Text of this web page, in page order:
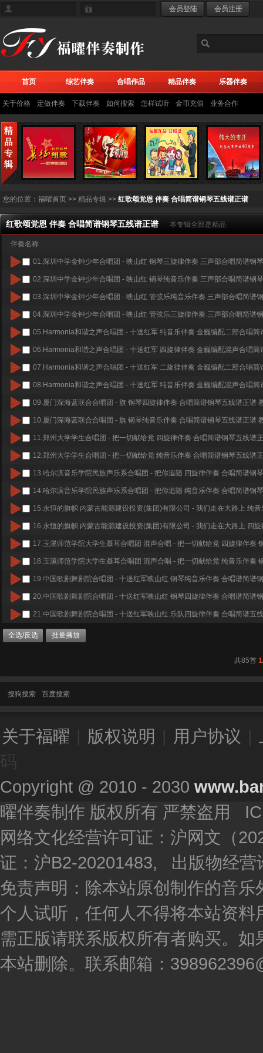
首页 综艺伴奏 合唱作品 精品伴奏 乐器伴奏
关于价格 定做伴奏 下载伴奏 如何搜索 怎样试听 金币充值 业务合作
您的位置： 福曜首页 >> 精品专辑 >> 红歌颂党恩 伴奏 合唱简谱钢琴五线谱正谱
红歌颂党恩 伴奏 合唱简谱钢琴五线谱正谱 本专辑全部是精品
伴奏名称
01.深圳中学金钟少年合唱团 - 映山红 钢琴三旋律伴奏 三声部合唱简谱钢
02.深圳中学金钟少年合唱团 - 映山红 钢琴纯音乐伴奏 三声部合唱简谱钢
03.深圳中学金钟少年合唱团 - 映山红 管弦乐纯音乐伴奏 三声部合唱简谱
04.深圳中学金钟少年合唱团 - 映山红 管弦乐三旋律伴奏 三声部合唱简谱
05.Harmonia和谐之声合唱团 - 十送红军 纯音乐伴奏 金巍编配二部合唱简
06.Harmonia和谐之声合唱团 - 十送红军 四旋律伴奏 金巍编配混声合唱简
07.Harmonia和谐之声合唱团 - 十送红军 二旋律伴奏 金巍编配二部合唱简
08.Harmonia和谐之声合唱团 - 十送红军 纯音乐伴奏 金巍编配混声合唱简
09.厦门深海蓝联合合唱团 - 旗 钢琴四旋律伴奏 合唱简谱钢琴五线谱正谱
10.厦门深海蓝联合合唱团 - 旗 钢琴纯音乐伴奏 合唱简谱钢琴五线谱正谱
11.郑州大学学生合唱团 - 把一切献给党 四旋律伴奏 合唱简谱钢琴五线谱
12.郑州大学学生合唱团 - 把一切献给党 纯音乐伴奏 合唱简谱钢琴五线谱
13.哈尔滨音乐学院民族声乐系合唱团 - 把你追随 四旋律伴奏 合唱简谱钢
14.哈尔滨音乐学院民族声乐系合唱团 - 把你追随 纯音乐伴奏 合唱简谱钢
15.永恒的旗帜 内蒙古能源建设投资(集团)有限公司 - 我们走在大路上 纯
16.永恒的旗帜 内蒙古能源建设投资(集团)有限公司 - 我们走在大路上 四
17.玉溪师范学院大学生聂耳合唱团 混声合唱 - 把一切献给党 四旋律伴奏
18.玉溪师范学院大学生聂耳合唱团 混声合唱 - 把一切献给党 纯音乐伴奏
19.中国歌剧舞剧院合唱团 - 十送红军映山红 钢琴纯音乐伴奏 合唱谱简谱
20.中国歌剧舞剧院合唱团 - 十送红军映山红 钢琴四旋律伴奏 合唱谱简谱
21.中国歌剧舞剧院合唱团 - 十送红军映山红 乐队四旋律伴奏 合唱简谱五
全选/反选 批量播放
共85首 1
搜狗搜索 百度搜索
关于福曜 版权说明 用户协议
Copyright @ 2010 - 2030
曜伴奏制作 版权所有 严禁盗用
网络文化经营许可证：沪网文（
证：沪B2-20201483, 出版物经营
免责声明：除本站原创制作的音
个人试听，任何人不得将本站资
需正版请联系版权所有者购买。
本站删除。联系邮箱：